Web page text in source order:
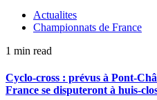
Actualites
Championnats de France
1 min read
Cyclo-cross : prévus à Pont-
France se disputeront à huis-